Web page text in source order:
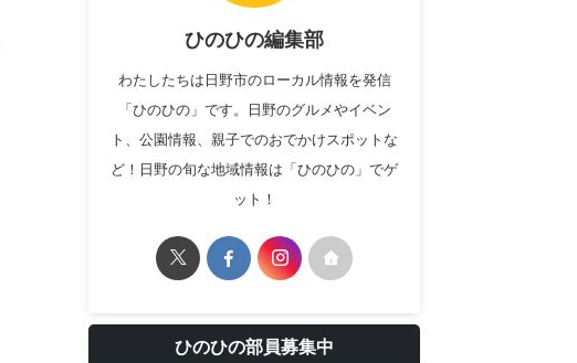
ひのひの編集部
わたしたちは日野市のローカル情報を発信
「ひのひの」です。日野のグルメやイベン
ト、公園情報、親子でのおでかけスポットな
ど！日野の旬な地域情報は「ひのひの」でゲ
ット！
ひのひの部員募集中